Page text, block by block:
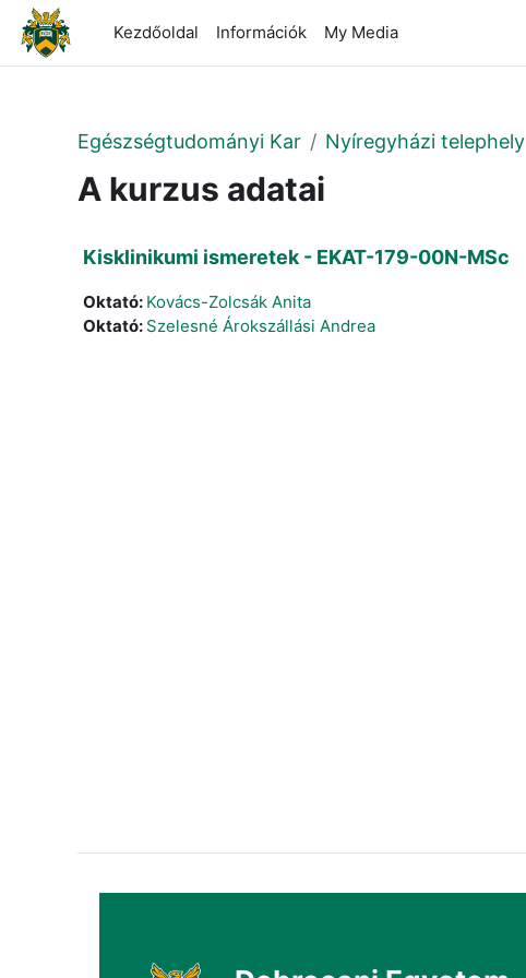
Tovább a fő tartalomhoz
Kezdőoldal
Információk My Media
Egészségtudományi Kar Nyíregyházi telephely
A kurzus adatai
Kisklinikumi ismeretek - EKAT-179-00N-MSc
Oktató: Kovács-Zolcsák Anita
Oktató: Szelesné Árokszállási Andrea